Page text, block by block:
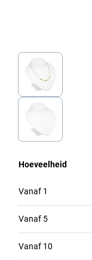
Hoeveelheid
Vanaf 1
Vanaf 5
Vanaf 10